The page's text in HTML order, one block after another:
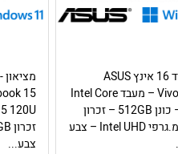
מחשב נייד 16 אינץ ASUS
Vivobook 16 – מעבד Intel Core
5 120U – כונן 512GB – זכרון
16GB – מ.גרפי Intel UHD – צבע
צבע...